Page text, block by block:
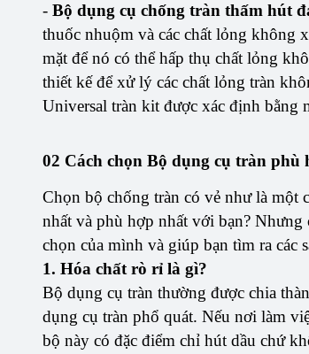
- Bộ dụng cụ chống tràn thấm hút
thuốc nhuộm và các chất lỏng không
mặt để nó có thể hấp thụ chất lỏng
thiết kế để xử lý các chất lỏng tràn
Universal tràn kit được xác định bằng
02 Cách chọn Bộ dụng cụ tràn phù
Chọn bộ chống tràn có vẻ như là một
nhất và phù hợp nhất với bạn? Nhưng
chọn của mình và giúp bạn tìm ra các
1. Hóa chất rò rỉ là gì?
Bộ dụng cụ tràn thường được chia
dụng cụ tràn phổ quát. Nếu nơi làm
bộ này có đặc điểm chỉ hút dầu chứ